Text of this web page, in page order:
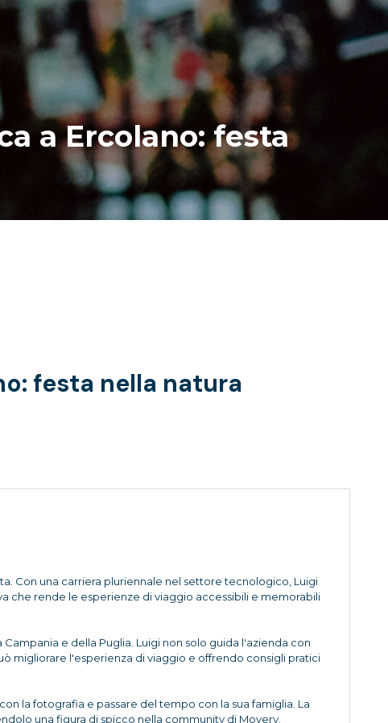
a Ercolano: festa
festa nella natura
Con una carriera pluriennale nel settore tecnologico, Luigi
che rende le esperienze di viaggio accessibili e memorabili
e della Puglia. Luigi non solo guida l'azienda con
migliorare l'esperienza di viaggio e offrendo consigli pratici
la fotografia e passare del tempo con la sua famiglia. La
una figura di spicco nella community di Movery.